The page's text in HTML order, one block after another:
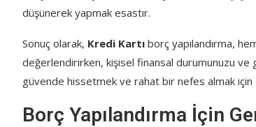
düşünerek yapmak esastır.
Sonuç olarak, Kredi Kartı borç yapılandırma,
değerlendirirken, kişisel finansal durumunuzu ve
güvende hissetmek ve rahat bir nefes almak için
Borç Yapılandırma İçin